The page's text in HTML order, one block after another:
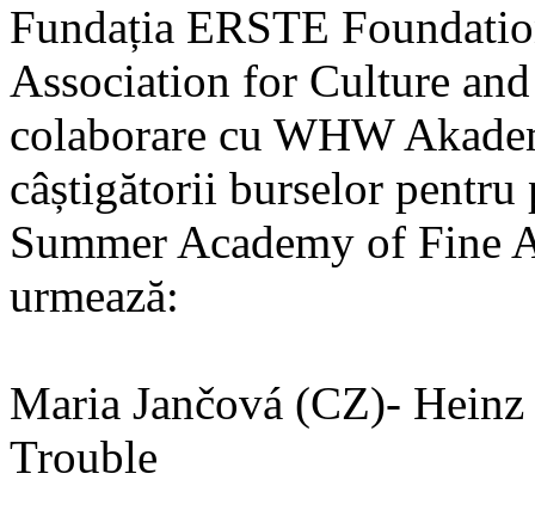
Fundația ERSTE
Association for Culture
colaborare cu WHW
câștigătorii burselor
Summer Academy of Fine
urmează:
Maria Jančová (CZ)-
Trouble